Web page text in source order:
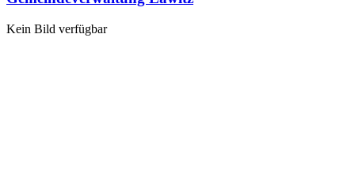
Kein Bild verfügbar